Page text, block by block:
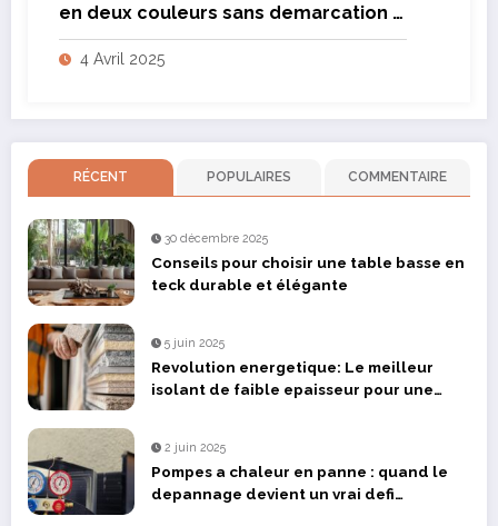
en deux couleurs sans demarcation :
Les secrets d’une transition
impeccable
4 Avril 2025
RÉCENT POPULAIRES COMMENTAIRE
30 décembre 2025
Conseils pour choisir une table basse en
teck durable et élégante
5 juin 2025
Revolution energetique: Le meilleur
isolant de faible epaisseur pour une
2 juin 2025
Pompes a chaleur en panne : quand le
depannage devient un vrai defi